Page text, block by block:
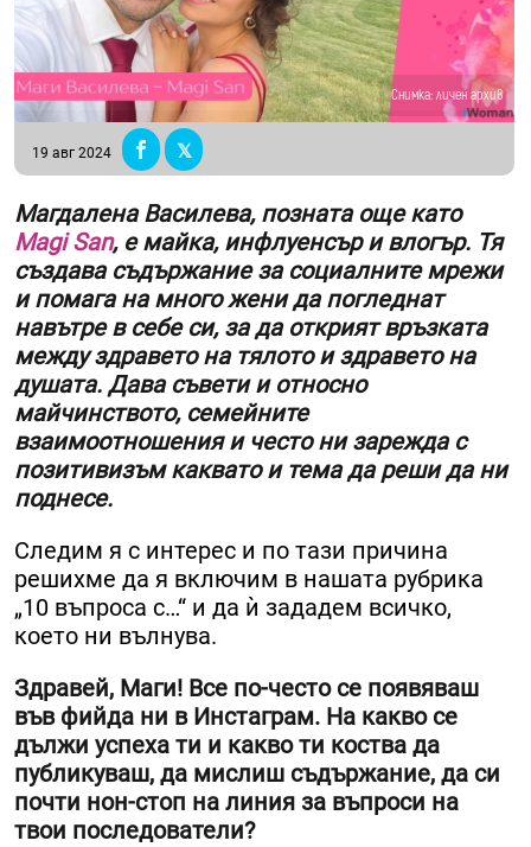
Снимка: личен архив
19 авг 2024
Магдалена Василева, позната още като
Magi San, е майка, инфлуенсър и влогър. Тя
създава съдържание за социалните мрежи
и помага на много жени да погледнат
навътре в себе си, за да открият връзката
между здравето на тялото и здравето на
душата. Дава съвети и относно
майчинството, семейните
взаимоотношения и често ни зарежда с
позитивизъм каквато и тема да реши да ни
поднесе.
Следим я с интерес и по тази причина
решихме да я включим в нашата рубрика
„10 въпроса с…“ и да ѝ зададем всичко,
което ни вълнува.
Здравей, Маги! Все по-често се появяваш
във фийда ни в Инстаграм. На какво се
дължи успеха ти и какво ти коства да
публикуваш, да мислиш съдържание, да си
почти нон-стоп на линия за въпроси на
твои последователи?